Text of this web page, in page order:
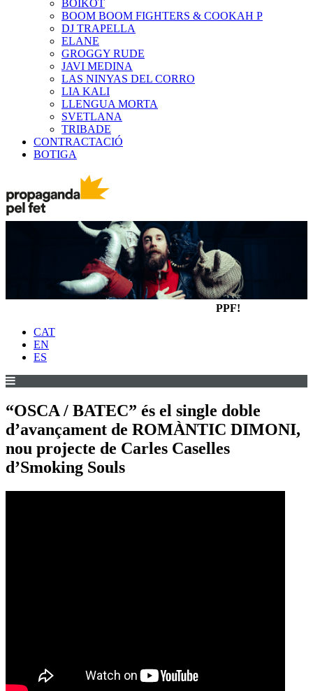
BOIKOT
BOOM BOOM FIGHTERS & COOKAH P
DJ TRAPELLA
ELANE
GROGGY RUDE
JAVI MEDINA
LAS NINYAS DEL CORRO
LIA KALI
LLENGUA MORTA
SVETLANA
TRIBADE
CONTRACTACIÓ
BOTIGA
PPF!
CAT
EN
ES
“OSCA / BATEC” és el single doble
d’avançament de ROMÀNTIC DIMONI,
nou projecte de Carles Caselles
d’Smoking Souls